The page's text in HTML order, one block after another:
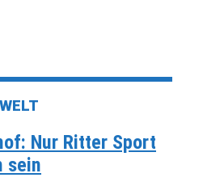
Nur Ritter Sport
sein